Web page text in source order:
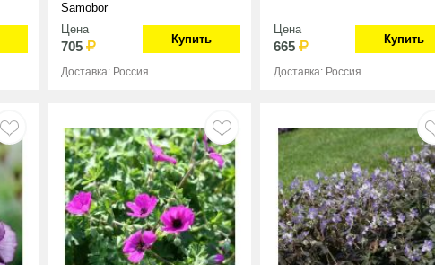
Samobor
Цена
705 Купить
Доставка: Россия
Цена
665 Купить
Доставка: Россия